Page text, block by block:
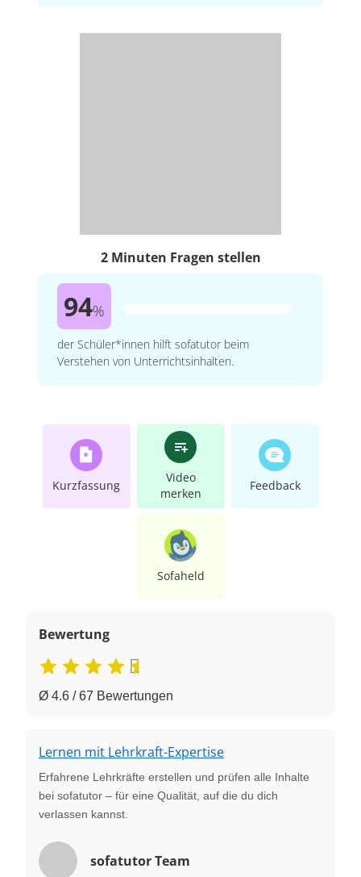
2 Minuten Fragen stellen
94%
der Schüler*innen hilft sofatutor beim
Verstehen von Unterrichtsinhalten.
Kurzfassung
Video
merken
Feedback
Sofaheld
Bewertung
Ø 4.6 / 67 Bewertungen
Lernen mit Lehrkraft-Expertise
Erfahrene Lehrkräfte erstellen und prüfen alle Inhalte
bei sofatutor – für eine Qualität, auf die du dich
verlassen kannst.
sofatutor Team